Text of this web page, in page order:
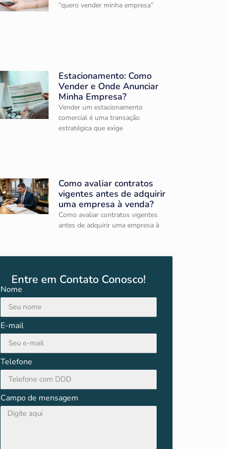
“quero vender minha empresa“
Estacionamento: Como
Vender e Onde Anunciar
Minha Empresa?
Vender um estacionamento
comercial é uma transação
estratégica que exige
Como avaliar contratos
vigentes antes de adquirir
uma empresa à venda?
Como avaliar contratos vigentes
antes de adquirir uma empresa à
Entre em Contato Conosco!
Nome
E-mail
Telefone
Campo de mensagem